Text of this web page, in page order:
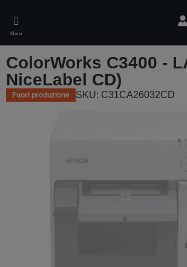
main
content
Menu
ColorWorks C3400 -
NiceLabel CD)
Fuori produzione SKU: C31CA26032CD